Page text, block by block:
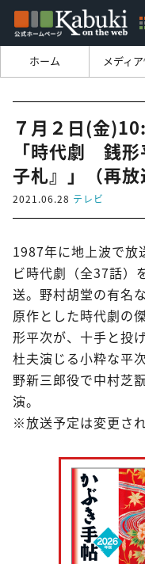
ホーム メディ
７月２日(金
「時代劇 銭
子札』」（再
2021.06.28 テレビ
1987年に地上波で放
ビ時代劇（全37話）
送。野村胡堂の有名
原作とした時代劇の
形平次が、十手と投
杜夫演じる小粋な平
野新三郎役で中村芝
演。
※放送予定は変更さ